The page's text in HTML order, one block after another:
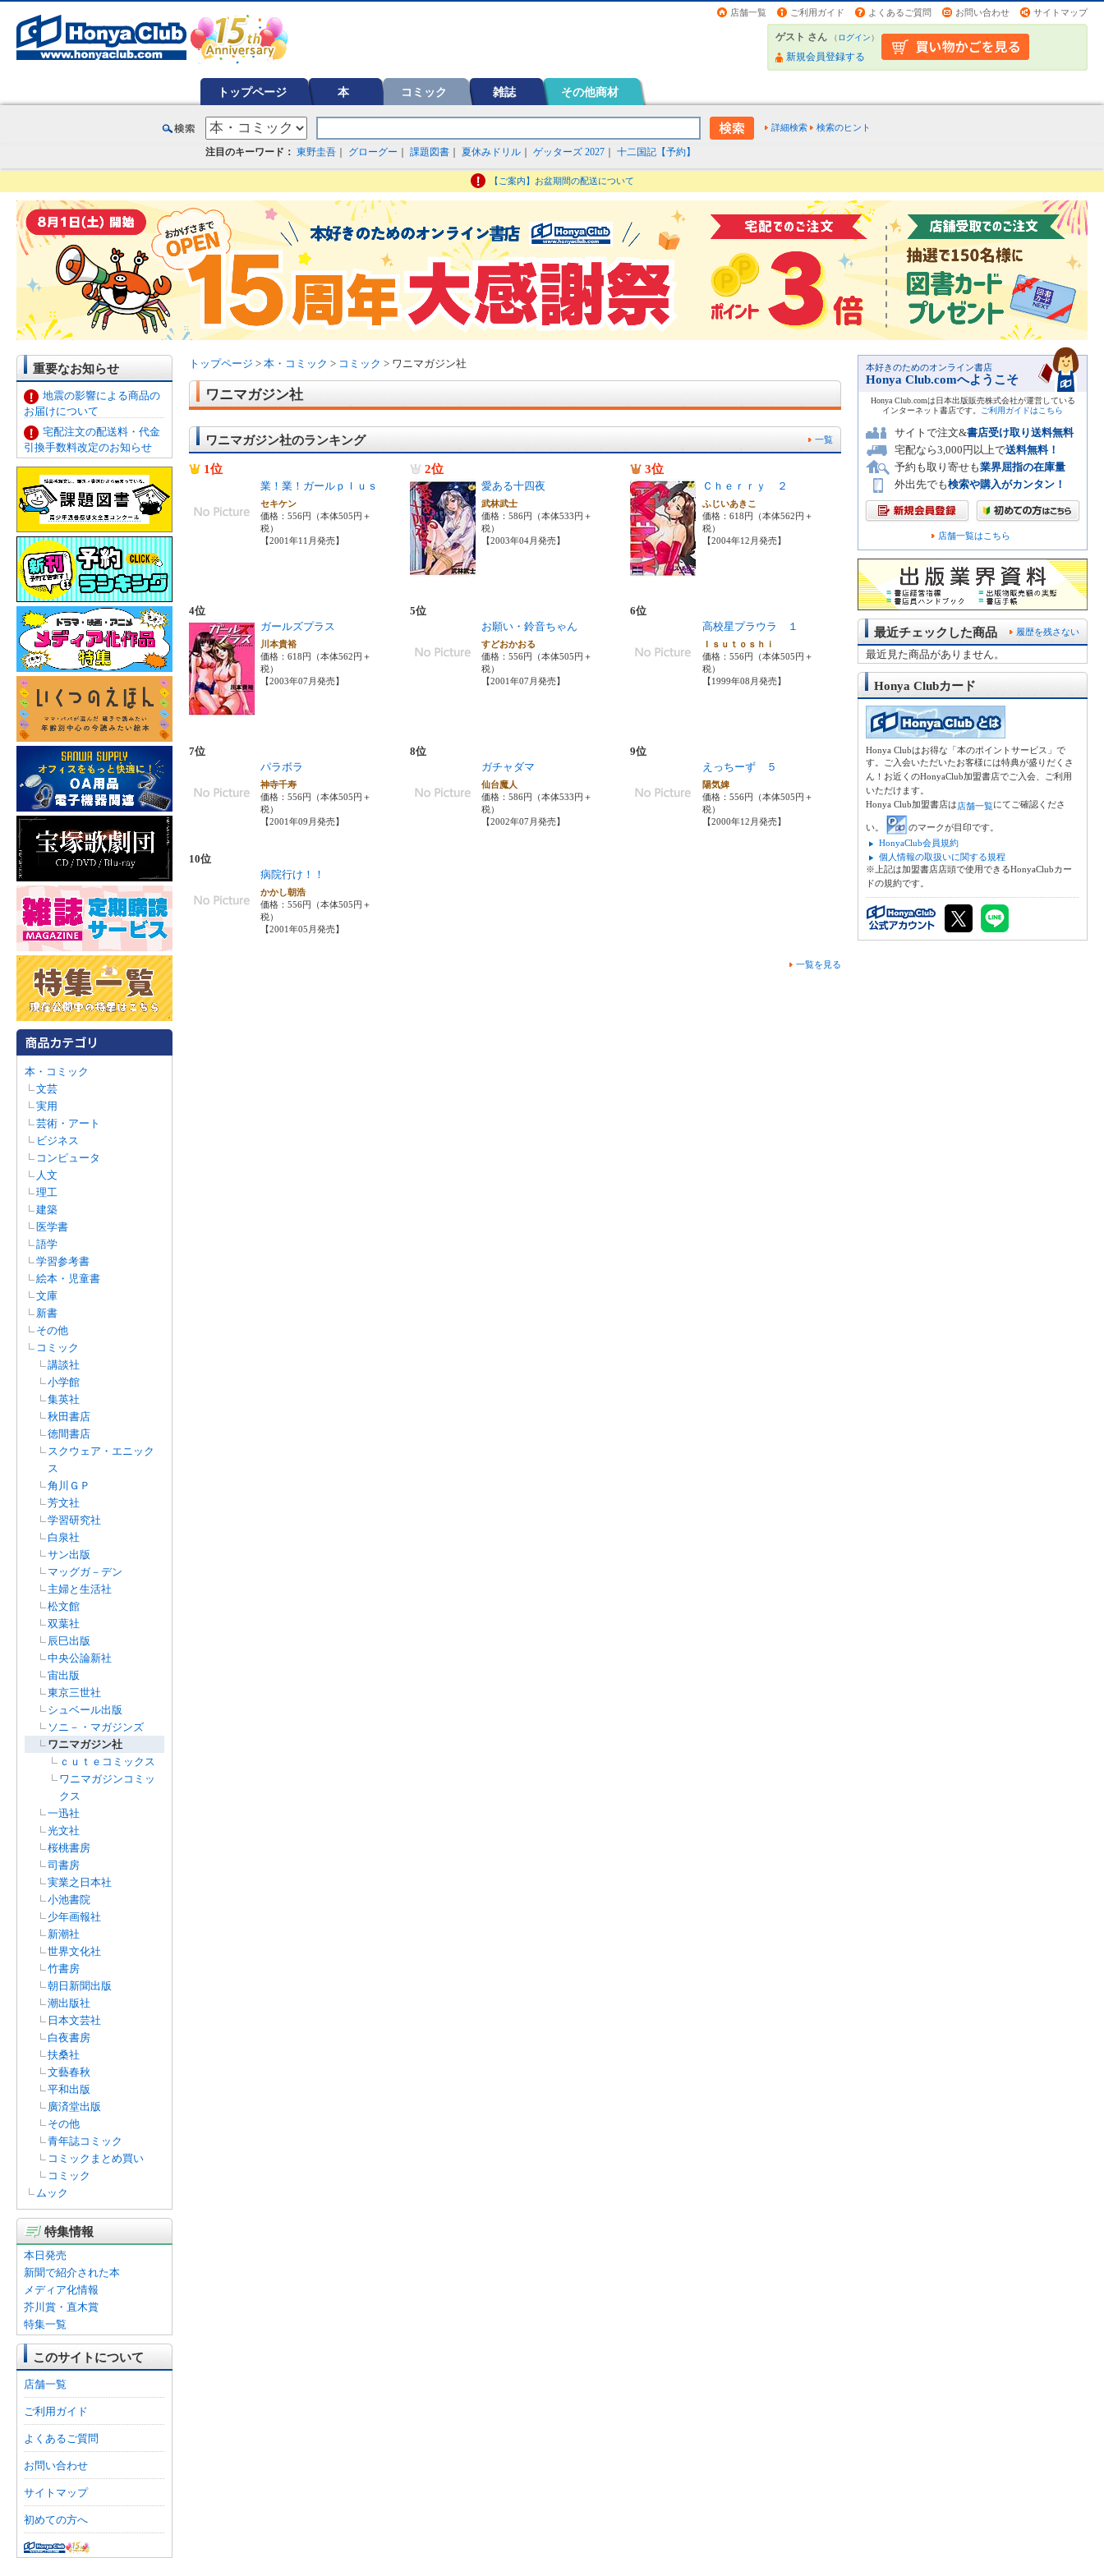
店舗一覧 ご利用ガイド よくあるご質問 お問い合わせ サイトマップ
ゲスト さん （ログイン）
新規会員登録する
トップページ 本 コミック 雑誌 その他商材
詳細検索 検索のヒント
注目のキーワード： 東野圭吾 グローグー 課題図書 夏休みドリル ゲッターズ 2027 十二国記【予約】
【ご案内】お盆期間の配送について
重要なお知らせ
地震の影響による商品の
お届けについて
宅配注文の配送料・代金
引換手数料改定のお知らせ
本・コミック
文芸
実用
芸術・アート
ビジネス
コンピュータ
人文
理工
建築
医学書
語学
学習参考書
絵本・児童書
文庫
新書
その他
コミック
講談社
小学館
集英社
秋田書店
徳間書店
スクウェア・エニック
ス
角川ＧＰ
芳文社
学習研究社
白泉社
サン出版
マッグガ－デン
主婦と生活社
松文館
双葉社
辰巳出版
中央公論新社
宙出版
東京三世社
シュベール出版
ソニ－・マガジンズ
ワニマガジン社
ｃｕｔｅコミックス
ワニマガジンコミッ
クス
一迅社
光文社
桜桃書房
司書房
実業之日本社
小池書院
少年画報社
新潮社
世界文化社
竹書房
朝日新聞出版
潮出版社
日本文芸社
白夜書房
扶桑社
文藝春秋
平和出版
廣済堂出版
その他
青年誌コミック
コミックまとめ買い
コミック
ムック
特集情報
本日発売
新聞で紹介された本
メディア化情報
芥川賞・直木賞
特集一覧
このサイトについて
店舗一覧
ご利用ガイド
よくあるご質問
お問い合わせ
サイトマップ
初めての方へ
トップページ > 本・コミック > コミック > ワニマガジン社
ワニマガジン社
一覧
ワニマガジン社のランキング
1位
業！業！ガールｐｌｕｓ
セキケン
価格：556円（本体505円＋
税）
【2001年11月発売】
2位
愛ある十四夜
武林武士
価格：586円（本体533円＋
税）
【2003年04月発売】
3位
Ｃｈｅｒｒｙ ２
ふじいあきこ
価格：618円（本体562円＋
税）
【2004年12月発売】
4位
ガールズプラス
川本貴裕
価格：618円（本体562円＋
税）
【2003年07月発売】
5位
お願い・鈴音ちゃん
すどおかおる
価格：556円（本体505円＋
税）
【2001年07月発売】
6位
高校星プラウラ １
Ｉｓｕｔｏｓｈｉ
価格：556円（本体505円＋
税）
【1999年08月発売】
7位
パラボラ
神寺千寿
価格：556円（本体505円＋
税）
【2001年09月発売】
8位
ガチャダマ
仙台魔人
価格：586円（本体533円＋
税）
【2002年07月発売】
9位
えっちーず ５
陽気婢
価格：556円（本体505円＋
税）
【2000年12月発売】
10位
病院行け！！
かかし朝浩
価格：556円（本体505円＋
税）
【2001年05月発売】
一覧を見る
本好きのためのオンライン書店
Honya Club.comへようこそ
Honya Club.comは日本出版販売株式会社が運営している
インターネット書店です。
ご利用ガイドはこちら
サイトで注文&書店受け取り送料無料
宅配なら3,000円以上で送料無料！
予約も取り寄せも業界屈指の在庫量
外出先でも検索や購入がカンタン！
店舗一覧はこちら
履歴を残さない
最近チェックした商品
最近見た商品がありません。
Honya Clubカード
Honya Clubはお得な「本のポイントサービス」で
す。ご入会いただいたお客様には特典が盛りだくさ
ん！お近くのHonyaClub加盟書店でご入会、ご利用
いただけます。
Honya Club加盟書店は店舗一覧にてご確認くださ
い。
のマークが目印です。
HonyaClub会員規約
個人情報の取扱いに関する規程
※上記は加盟書店店頭で使用できるHonyaClubカー
ドの規約です。